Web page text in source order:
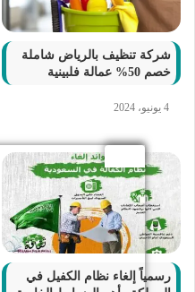
شركة تنظيف بالرياض شاملة
خصم 50% عمالة فلبينية
4 يونيو، 2024
رسمياً إلغاء نظام الكفيل في